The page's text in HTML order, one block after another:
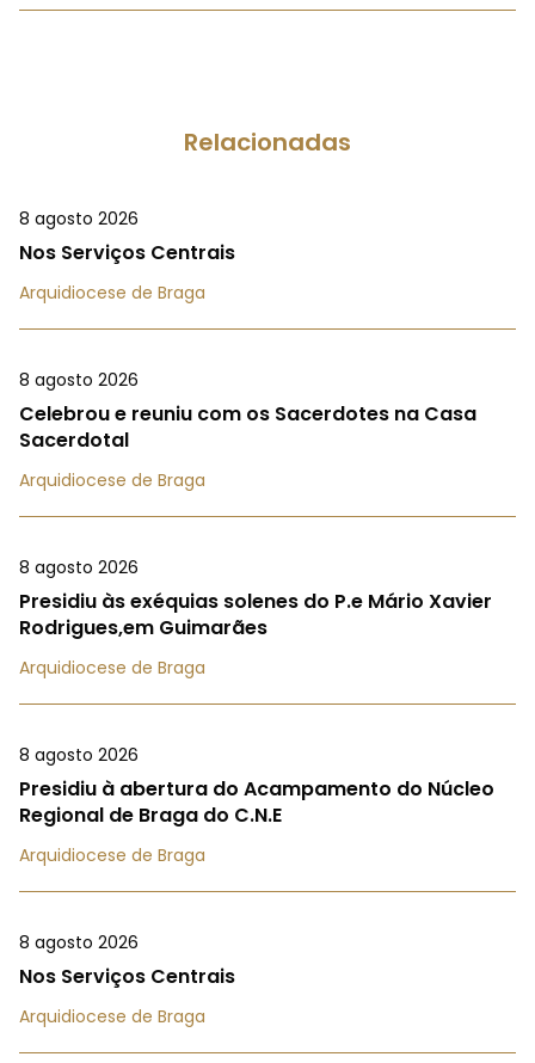
Relacionadas
8 agosto 2026
Nos Serviços Centrais
Arquidiocese de Braga
8 agosto 2026
Celebrou e reuniu com os Sacerdotes na Casa
Sacerdotal
Arquidiocese de Braga
8 agosto 2026
Presidiu às exéquias solenes do P.e Mário Xavier
Rodrigues,em Guimarães
Arquidiocese de Braga
8 agosto 2026
Presidiu à abertura do Acampamento do Núcleo
Regional de Braga do C.N.E
Arquidiocese de Braga
8 agosto 2026
Nos Serviços Centrais
Arquidiocese de Braga